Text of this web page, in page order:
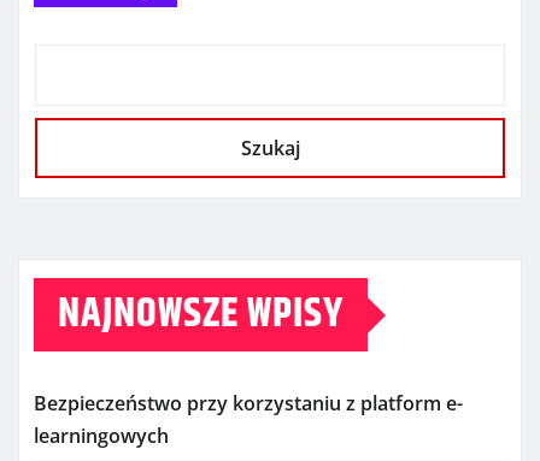
Szukaj
NAJNOWSZE WPISY
Bezpieczeństwo przy korzystaniu z platform e-
learningowych